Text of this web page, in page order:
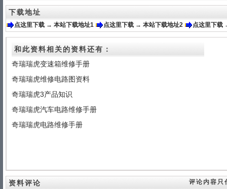
下载地址
点这里下载 → 本站下载地址1 点这里下载 → 本站下载地址2 点这里下载
和此资料相关的资料还有：
奇瑞瑞虎变速箱维修手册
奇瑞瑞虎维修电路图资料
奇瑞瑞虎3产品知识
奇瑞瑞虎汽车电路维修手册
奇瑞瑞虎电路维修手册
资料评论
评论内容只